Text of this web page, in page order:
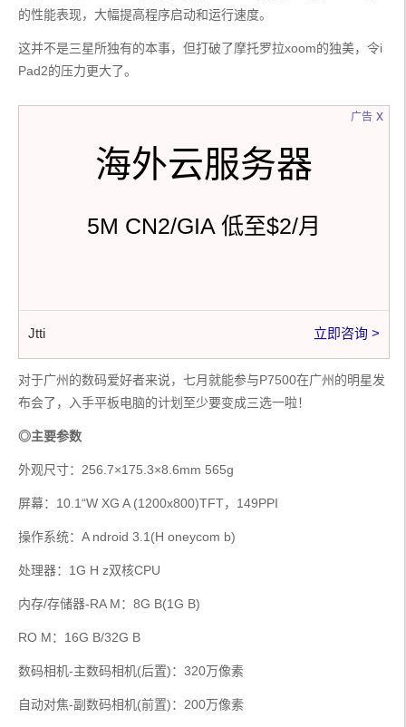
的性能表现，大幅提高程序启动和运行速度。
这并不是三星所独有的本事，但打破了摩托罗拉xoom的独美，令i
Pad2的压力更大了。
广告
海外云服务器
5M CN2/GIA 低至$2/月
Jtti 立即咨询 >
x
对于广州的数码爱好者来说，七月就能参与P7500在广州的明星发
布会了，入手平板电脑的计划至少要变成三选一啦！
◎主要参数
外观尺寸：256.7×175.3×8.6mm 565g
屏幕：10.1“W XG A (1200x800)TFT，149PPI
操作系统：A ndroid 3.1(H oneycom b)
处理器：1G H z双核CPU
内存/存储器-RA M：8G B(1G B)
RO M：16G B/32G B
数码相机-主数码相机(后置)：320万像素
自动对焦-副数码相机(前置)：200万像素